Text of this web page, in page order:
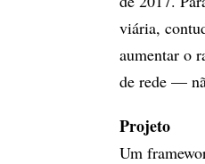
viária,
aumentar o
de rede —
Projeto
Um